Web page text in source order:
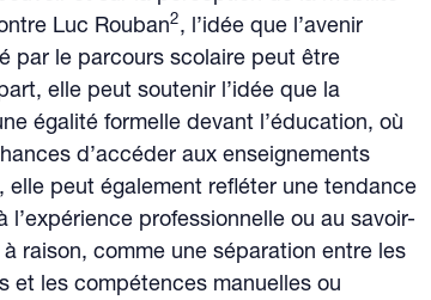
Luc Rouban2, l’idée que l’avenir
par le parcours scolaire peut être
elle peut soutenir l’idée que la
égalité formelle devant l’éducation, où
d’accéder aux enseignements
elle peut également refléter une tendance
professionnelle ou au savoir-
raison, comme une séparation entre les
et les compétences manuelles ou